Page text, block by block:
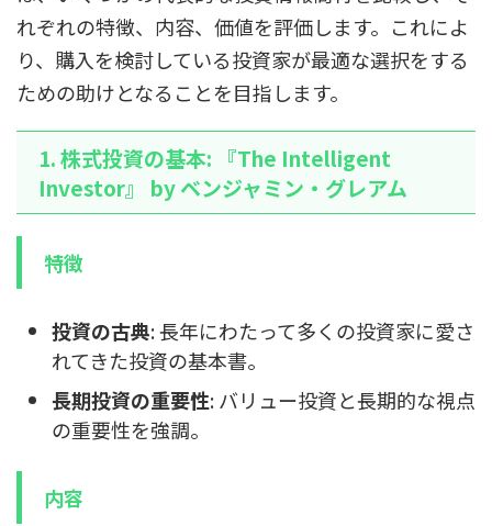
れぞれの特徴、内容、価値を評価します。これによ
り、購入を検討している投資家が最適な選択をする
ための助けとなることを目指します。
1. 株式投資の基本: 『The Intelligent
Investor』 by ベンジャミン・グレアム
特徴
投資の古典: 長年にわたって多くの投資家に愛さ
れてきた投資の基本書。
長期投資の重要性: バリュー投資と長期的な視点
の重要性を強調。
内容